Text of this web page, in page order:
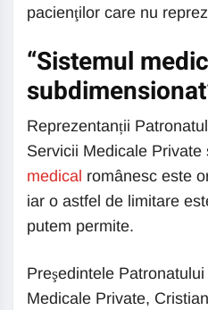
pacienţilor care nu
“Sistemul
Reprezentanții
Servicii Medicale Private
medical românesc este
iar o astfel de limitare
putem permite.
Preşedintele
Medicale Private,